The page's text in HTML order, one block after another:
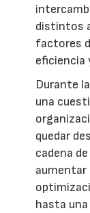
distintos
factores
eficiencia
Durante
una
quedar
cadena
aumentar
hasta